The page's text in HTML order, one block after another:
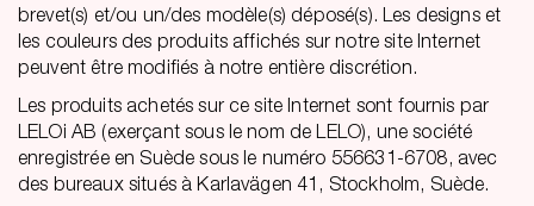
brevet(s) et/ou un/des modèle(s) déposé(s). Les designs et
les couleurs des produits affichés sur notre site Internet
peuvent être modifiés à notre entière discrétion.
Les produits achetés sur ce site Internet sont fournis par
LELOi AB (exerçant sous le nom de LELO), une société
enregistrée en Suède sous le numéro 556631-6708, avec
des bureaux situés à Karlavägen 41, Stockholm, Suède.